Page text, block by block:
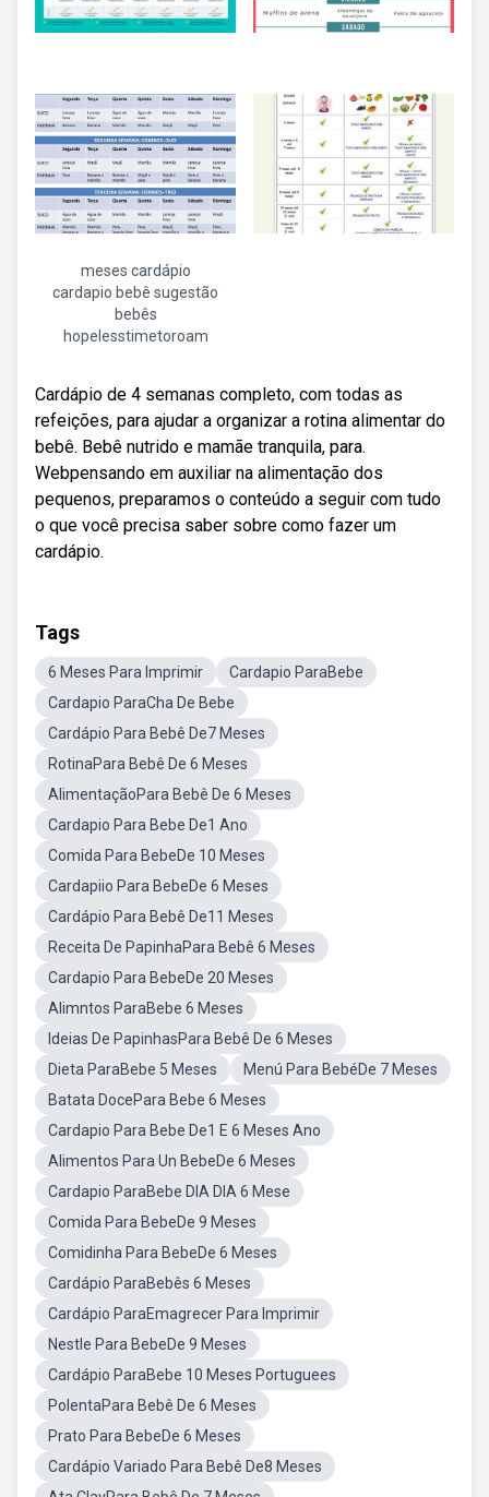
meses cardápio
cardapio bebê sugestão
bebês
hopelesstimetoroam
Cardápio de 4 semanas completo, com todas as
refeições, para ajudar a organizar a rotina alimentar do
bebê. Bebê nutrido e mamãe tranquila, para.
Webpensando em auxiliar na alimentação dos
pequenos, preparamos o conteúdo a seguir com tudo
o que você precisa saber sobre como fazer um
cardápio.
Tags
6 Meses Para Imprimir
Cardapio ParaBebe
Cardapio ParaCha De Bebe
Cardápio Para Bebê De7 Meses
RotinaPara Bebê De 6 Meses
AlimentaçãoPara Bebê De 6 Meses
Cardapio Para Bebe De1 Ano
Comida Para BebeDe 10 Meses
Cardapiio Para BebeDe 6 Meses
Cardápio Para Bebê De11 Meses
Receita De PapinhaPara Bebê 6 Meses
Cardapio Para BebeDe 20 Meses
Alimntos ParaBebe 6 Meses
Ideias De PapinhasPara Bebê De 6 Meses
Dieta ParaBebe 5 Meses
Menú Para BebéDe 7 Meses
Batata DocePara Bebe 6 Meses
Cardapio Para Bebe De1 E 6 Meses Ano
Alimentos Para Un BebeDe 6 Meses
Cardapio ParaBebe DIA DIA 6 Mese
Comida Para BebeDe 9 Meses
Comidinha Para BebeDe 6 Meses
Cardápio ParaBebês 6 Meses
Cardápio ParaEmagrecer Para Imprimir
Nestle Para BebeDe 9 Meses
Cardápio ParaBebe 10 Meses Portuguees
PolentaPara Bebê De 6 Meses
Prato Para BebeDe 6 Meses
Cardápio Variado Para Bebê De8 Meses